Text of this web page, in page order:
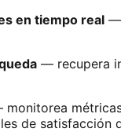
en tiempo real —
— recupera
de satisfacción